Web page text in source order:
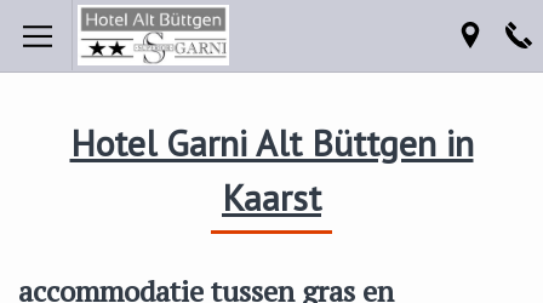
Hotel Garni Alt Büttgen in
Kaarst
accommodatie tussen gras en